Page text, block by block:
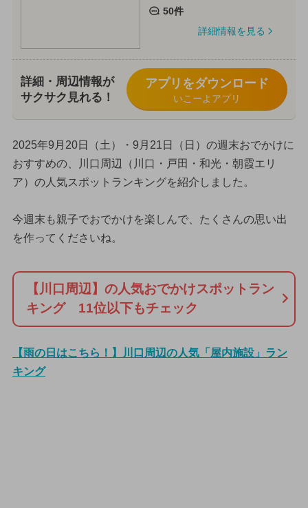
50件
詳細情報を見る
詳細・周辺情報が
サクサク見れる！
アプリをダウンロード
いこーよアプリ
2025年9月20日（土）・9月21日（日）の週末おでかけに
おすすめの、川口周辺（川口・戸田・和光・朝霞エリ
ア）の人気スポットランキングを紹介しました。
今週末も親子でおでかけを楽しんで、たくさんの思い出
を作ってくださいね。
【川口周辺】の人気おでかけスポットラン
キング 11位以下もチェック
【雨の日はこちら！】川口周辺の人気「屋内施設」ラン
キング